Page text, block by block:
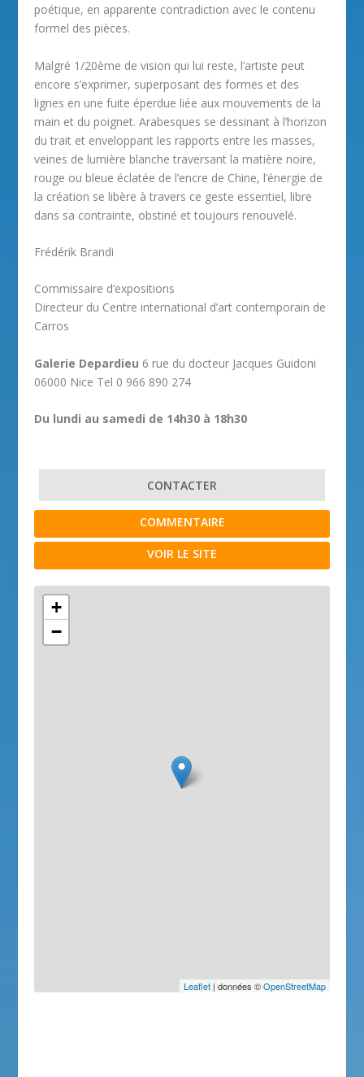
poétique, en apparente contradiction avec le contenu
formel des pièces.
Malgré 1/20ème de vision qui lui reste, l’artiste peut
encore s’exprimer, superposant des formes et des
lignes en une fuite éperdue liée aux mouvements de la
main et du poignet. Arabesques se dessinant à l’horizon
du trait et enveloppant les rapports entre les masses,
veines de lumière blanche traversant la matière noire,
rouge ou bleue éclatée de l’encre de Chine, l’énergie de
la création se libère à travers ce geste essentiel, libre
dans sa contrainte, obstiné et toujours renouvelé.
Frédérik Brandi
Commissaire d’expositions
Directeur du Centre international d’art contemporain de
Carros
Galerie Depardieu 6 rue du docteur Jacques Guidoni
06000 Nice Tel 0 966 890 274
Du lundi au samedi de 14h30 à 18h30
CONTACTER
COMMENTAIRE
VOIR LE SITE
+
−
Leaflet| données ©OpenStreetMap